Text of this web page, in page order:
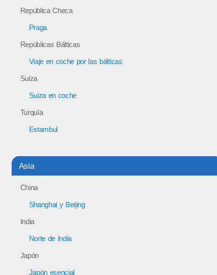
República Checa
Praga
Repúblicas Bálticas
Viaje en coche por las bálticas
Suiza
Suiza en coche
Turquía
Estambul
Asia
China
Shanghai y Beijing
India
Norte de India
Japón
Japón esencial